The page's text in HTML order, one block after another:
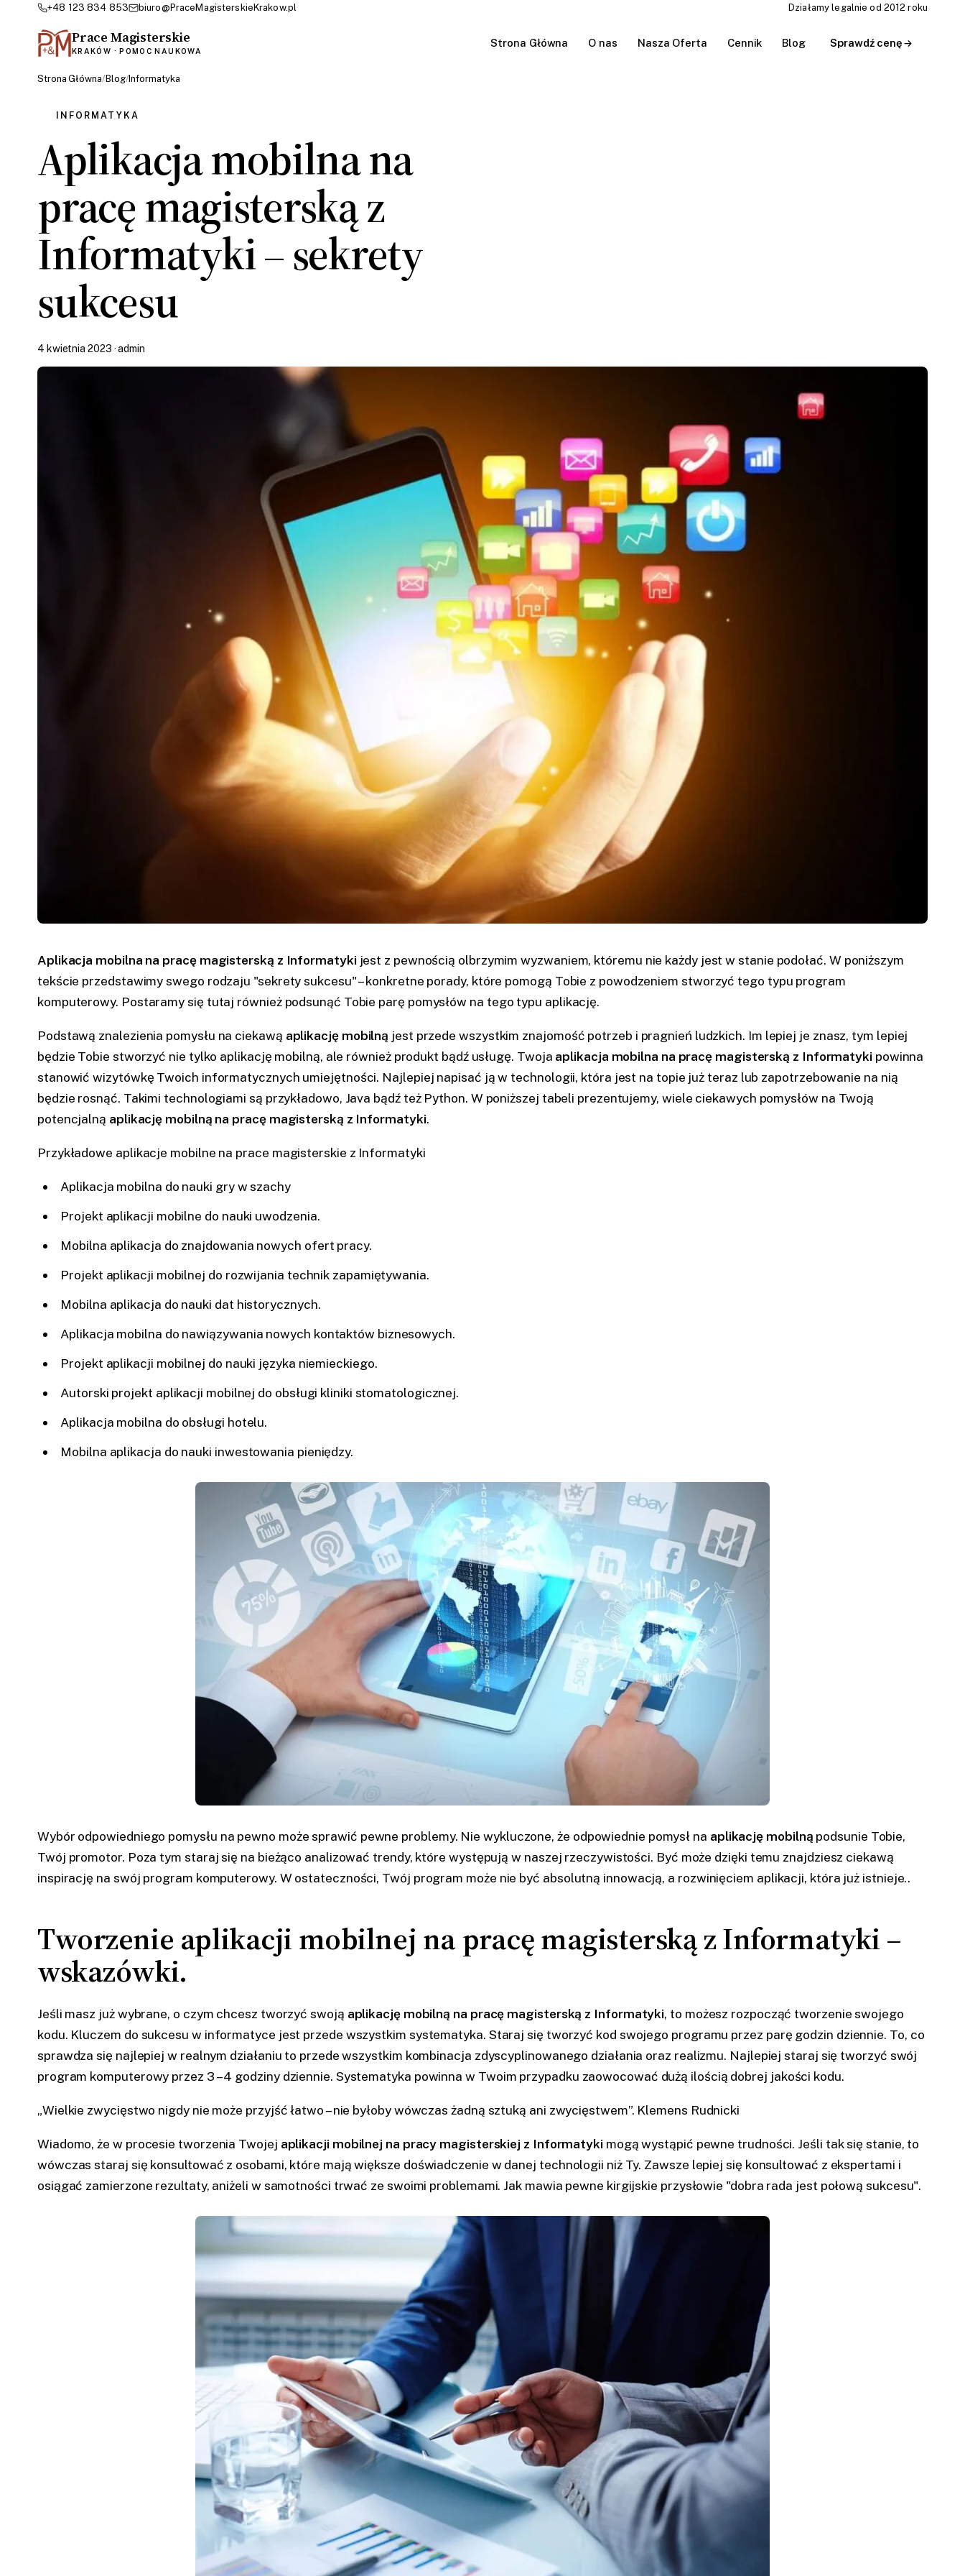
+48 123 834 853 biuro@PraceMagisterskieKrakow.pl Działamy legalnie od 2012 roku
Prace Magisterskie
KRAKÓW · POMOC NAUKOWA
Strona Główna O nas Nasza Oferta Cennik Blog Sprawdź cenę
Strona Główna/Blog/ Informatyka
INFORMATYKA
Aplikacja mobilna na
pracę magisterską z
Informatyki – sekrety
sukcesu
4 kwietnia 2023 · admin
Aplikacja mobilna na pracę magisterską z Informatykijest z pewnością olbrzymim wyzwaniem, któremu nie każdy jest w stanie podołać. W poniższym
tekście przedstawimy swego rodzaju "sekrety sukcesu" – konkretne porady, które pomogą Tobie z powodzeniem stworzyć tego typu program
komputerowy. Postaramy się tutaj również podsunąć Tobie parę pomysłów na tego typu aplikację.
Podstawą znalezienia pomysłu na ciekawą aplikację mobilną jest przede wszystkim znajomość potrzeb i pragnień ludzkich. Im lepiej je znasz, tym lepiej
będzie Tobie stworzyć nie tylko aplikację mobilną, ale również produkt bądź usługę. Twoja aplikacja mobilna na pracę magisterską z Informatykipowinna
stanowić wizytówkę Twoich informatycznych umiejętności. Najlepiej napisać ją w technologii, która jest na topie już teraz lub zapotrzebowanie na nią
będzie rosnąć. Takimi technologiami są przykładowo, Java bądź też Python. W poniższej tabeli prezentujemy, wiele ciekawych pomysłów na Twoją
potencjalną aplikację mobilną na pracę magisterską z Informatyki.
Przykładowe aplikacje mobilne na prace magisterskie z Informatyki
Aplikacja mobilna do nauki gry w szachy
Projekt aplikacji mobilne do nauki uwodzenia.
Mobilna aplikacja do znajdowania nowych ofert pracy.
Projekt aplikacji mobilnej do rozwijania technik zapamiętywania.
Mobilna aplikacja do nauki dat historycznych.
Aplikacja mobilna do nawiązywania nowych kontaktów biznesowych.
Projekt aplikacji mobilnej do nauki języka niemieckiego.
Autorski projekt aplikacji mobilnej do obsługi kliniki stomatologicznej.
Aplikacja mobilna do obsługi hotelu.
Mobilna aplikacja do nauki inwestowania pieniędzy.
Wybór odpowiedniego pomysłu na pewno może sprawić pewne problemy. Nie wykluczone, że odpowiednie pomysł na aplikację mobilną podsunie Tobie,
Twój promotor. Poza tym staraj się na bieżąco analizować trendy, które występują w naszej rzeczywistości. Być może dzięki temu znajdziesz ciekawą
inspirację na swój program komputerowy. W ostateczności, Twój program może nie być absolutną innowacją, a rozwinięciem aplikacji, która już istnieje..
Tworzenie aplikacji mobilnej na pracę magisterską z Informatyki –
wskazówki.
Jeśli masz już wybrane, o czym chcesz tworzyć swoją aplikację mobilną na pracę magisterską z Informatyki, to możesz rozpocząć tworzenie swojego
kodu. Kluczem do sukcesu w informatyce jest przede wszystkim systematyka. Staraj się tworzyć kod swojego programu przez parę godzin dziennie. To, co
sprawdza się najlepiej w realnym działaniu to przede wszystkim kombinacja zdyscyplinowanego działania oraz realizmu. Najlepiej staraj się tworzyć swój
program komputerowy przez 3 – 4 godziny dziennie. Systematyka powinna w Twoim przypadku zaowocować dużą ilością dobrej jakości kodu.
„Wielkie zwycięstwo nigdy nie może przyjść łatwo – nie byłoby wówczas żadną sztuką ani zwycięstwem”. Klemens Rudnicki
Wiadomo, że w procesie tworzenia Twojej aplikacji mobilnej na pracy magisterskiej z Informatykimogą wystąpić pewne trudności. Jeśli tak się stanie, to
wówczas staraj się konsultować z osobami, które mają większe doświadczenie w danej technologii niż Ty. Zawsze lepiej się konsultować z ekspertami i
osiągać zamierzone rezultaty, aniżeli w samotności trwać ze swoimi problemami. Jak mawia pewne kirgijskie przysłowie "dobra rada jest połową sukcesu".